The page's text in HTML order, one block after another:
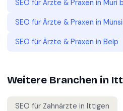
SEO für Ärzte & Praxen in Muri
SEO für Ärzte & Praxen in
SEO für Ärzte & Praxen in Belp
Weitere Branchen in
SEO für Zahnärzte in Ittigen